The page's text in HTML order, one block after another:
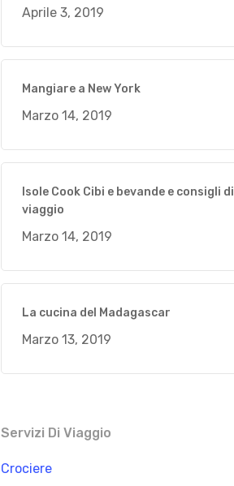
Aprile 3, 2019
Mangiare a New York
Marzo 14, 2019
Isole Cook Cibi e bevande e consigli di
viaggio
Marzo 14, 2019
La cucina del Madagascar
Marzo 13, 2019
Servizi Di Viaggio
Crociere